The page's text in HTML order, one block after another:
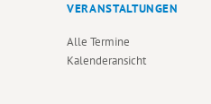
VERANSTALTUNGEN
Alle Termine
Kalenderansicht